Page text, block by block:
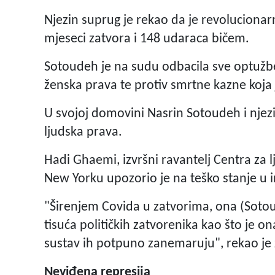
Njezin suprug je rekao da je
mjeseci zatvora i 148 udaraca bičem.
Sotoudeh je na sudu odbacila sve
ženska prava te protiv smrtne kazne
U svojoj domovini Nasrin Sotoudeh i
ljudska prava.
Hadi Ghaemi, izvršni ravantelj Centra za
New Yorku upozorio je na teško stanje
"Širenjem Covida u zatvorima, ona
tisuća političkih zatvorenika kao što je
sustav ih potpuno zanemaruju", rekao je